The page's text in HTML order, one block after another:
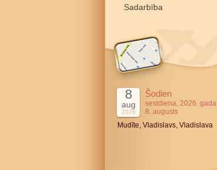
Sadarbība
8
aug
2026
Šodien
sestdiena, 2026. gada
8. augusts
Mudīte, Vladislavs, Vladislava